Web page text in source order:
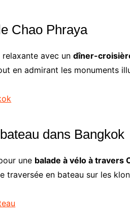
Chao Phraya
avec un dîner-
en admirant les monuments
dans Bangkok
une balade à vélo à travers
traversée en bateau sur les